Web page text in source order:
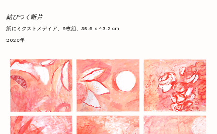
結びつく断片
紙にミクストメディア、9枚組、35.6 x 43.2 cm
2020年